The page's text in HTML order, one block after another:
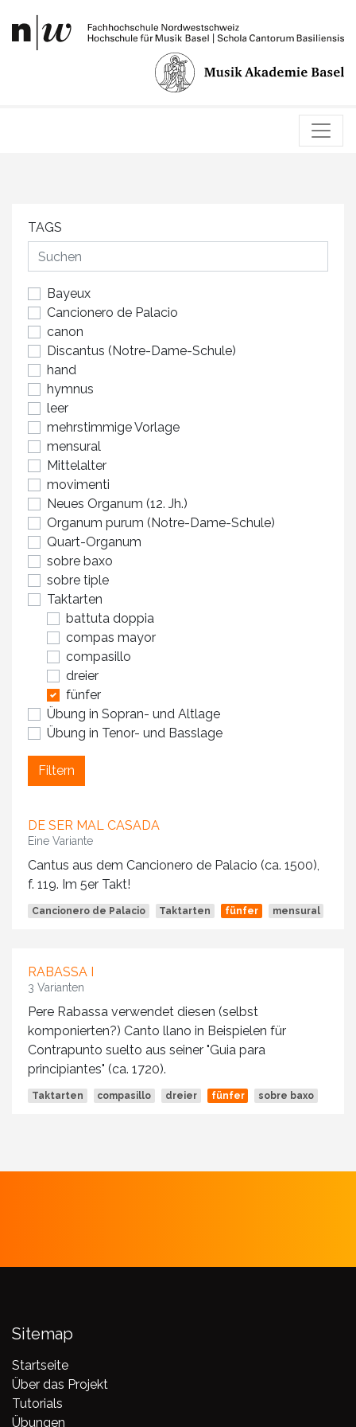
DE SER MAL CASADA
Eine Variante
Cantus aus dem Cancionero de Palacio (ca. 1500),
f. 119. Im 5er Takt!
Cancionero de Palacio Taktarten fünfer mensural
RABASSA I
3 Varianten
Pere Rabassa verwendet diesen (selbst
komponierten?) Canto llano in Beispielen für
Contrapunto suelto aus seiner "Guia para
principiantes" (ca. 1720).
Taktarten compasillo dreier fünfer sobre baxo
TAGS
Bayeux
Cancionero de Palacio
canon
Discantus (Notre-Dame-Schule)
hand
hymnus
leer
mehrstimmige Vorlage
mensural
Mittelalter
movimenti
Neues Organum (12. Jh.)
Organum purum (Notre-Dame-Schule)
Quart-Organum
sobre baxo
sobre tiple
Taktarten
battuta doppia
compas mayor
compasillo
dreier
fünfer
Übung in Sopran- und Altlage
Übung in Tenor- und Basslage
Filtern
Sitemap
Startseite
Über das Projekt
Tutorials
Übungen